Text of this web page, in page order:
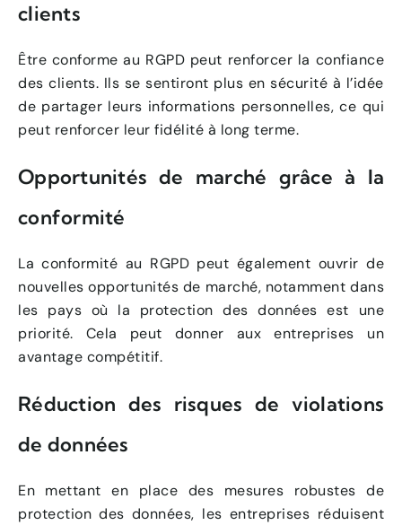
clients
Être conforme au RGPD peut renforcer la confiance
des clients. Ils se sentiront plus en sécurité à l’idée
de partager leurs informations personnelles, ce qui
peut renforcer leur fidélité à long terme.
Opportunités de marché grâce à la
conformité
La conformité au RGPD peut également ouvrir de
nouvelles opportunités de marché, notamment dans
les pays où la protection des données est une
priorité. Cela peut donner aux entreprises un
avantage compétitif.
Réduction des risques de violations
de données
En mettant en place des mesures robustes de
protection des données, les entreprises réduisent